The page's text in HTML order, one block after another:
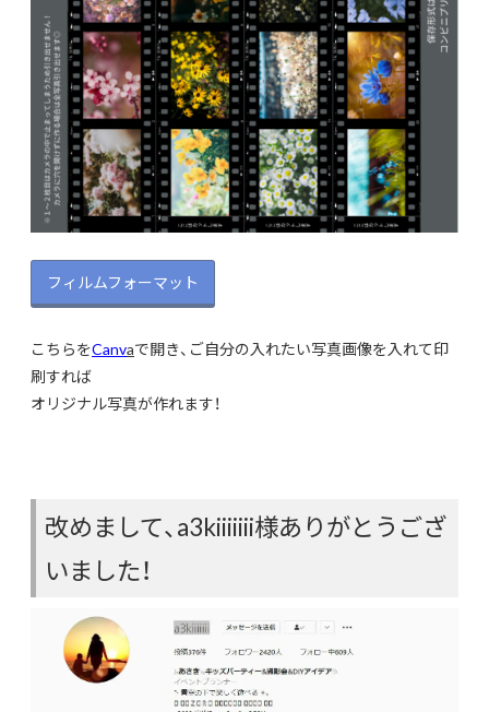
フィルムフォーマット
こちらをCanvaで開き、ご自分の入れたい写真画像を入れて印
刷すれば
オリジナル写真が作れます！
改めまして、a3kiiiiiii様ありがとうござ
いました！